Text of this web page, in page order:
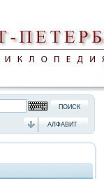
АЛФАВИТ